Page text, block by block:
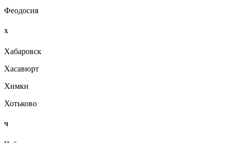
Феодосия
Х
Хабаровск
Хасавюрт
Химки
Хотьково
Ч